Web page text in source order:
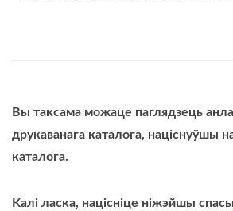
Вы таксама можаце паглядзець
друкаванага каталога, націснуўшы
каталога.
Калі ласка, націсніце ніжэйшы